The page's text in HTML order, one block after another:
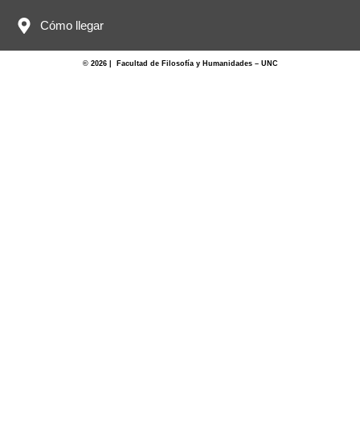
Cómo llegar
© 2026 | Facultad de Filosofía y Humanidades – UNC